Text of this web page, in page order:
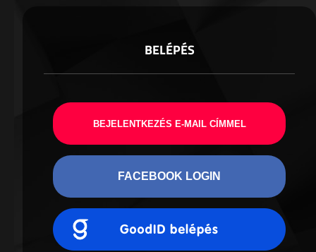
BELÉPÉS
BEJELENTKEZÉS E-MAIL CÍMMEL
FACEBOOK LOGIN